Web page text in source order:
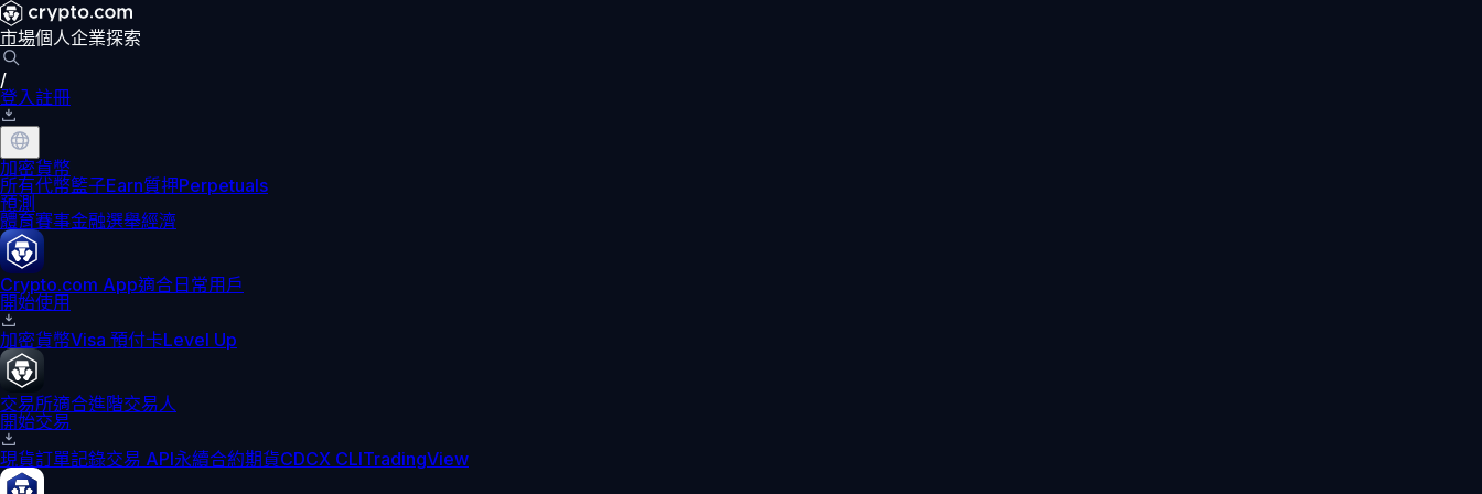
市場個人企業探索
/
登入註冊
加密貨幣
所有代幣籃子Earn質押Perpetuals
預測
體育賽事金融選舉經濟
Crypto.com App適合日常用戶
開始使用
加密貨幣Visa 預付卡Level Up
交易所適合進階交易人
開始交易
現貨訂單記錄交易 API永續合約期貨CDCX CLITradingView